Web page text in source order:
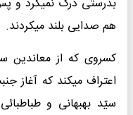
بدرستی درک نمیکرد و
هم صدایی بلند میکردند.
کسروی که از معاندین
اعتراف میکند که آغاز
سیّد بهبهانی و